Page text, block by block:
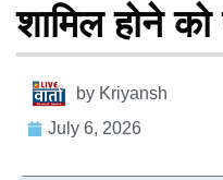
शामिल होने को
by Kriyansh
July 6, 2026